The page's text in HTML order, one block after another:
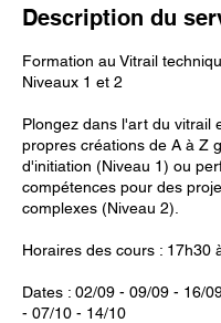
t
Description du
Formation au Vitrail
Niveaux 1 et 2
Plongez dans l'art du vitrail
propres créations de A à Z
d'initiation (Niveau 1) ou
compétences pour des
complexes (Niveau 2).
Horaires des cours : 17h30
Dates : 02/09 - 09/09 - 16/
- 07/10 - 14/10